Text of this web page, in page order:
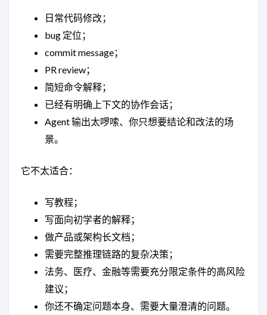
日常代码修改；
bug 定位；
commit message；
PR review；
简短命令解释；
已经有明确上下文的协作会话；
Agent 输出太啰嗦、你只想要结论和改法的场
景。
它不太适合：
写教程；
写面向初学者的解释；
做产品或架构长文档；
需要完整推理链路的复杂决策；
法务、医疗、金融等需要充分限定条件的高风险
建议；
你还不确定问题本身、需要大量澄清的问题。